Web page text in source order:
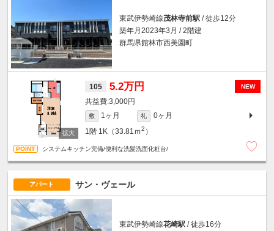
東武伊勢崎線茂林寺前駅 / 徒歩12分
築年月2023年3月 / 2階建
群馬県館林市西美園町
NEW
105 5.2万円
3,000円
敷 1ヶ月 礼
0ヶ月
1階 1K（33.81ｍ2 ）
システムキッチン完備/便利な洗髪洗面化粧台/
アパート サン・ヴェール
東武伊勢崎線花崎駅 / 徒歩16分